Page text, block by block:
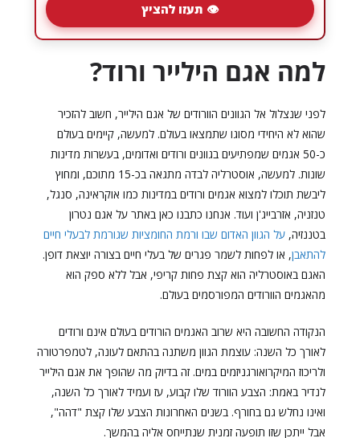
👁 תעזו להציץ
למה אגם הילייר ורוד?
לפני שנצלול אל הגוונים הוורודים של אגם הילייר, חשוב להזכיר
שהוא לא היחידי מסוגו שתמצאו בעולם. למעשה, קיימים בעולם
כ-50 אגמים שמפתיעים בגוונים ורודים ואדומים, בעשרות מדינות
שונות. למעשה, אוסטרליה לבדה מתגאה בכ-15 מתוכם, ומחוץ
ליבשת תוכלו למצוא אגמים ורודים במדינות כמו אוקראינה, סנגל,
טנזניה, אזרבייג'ן ועוד. אנחנו כתבנו כאן באתר על אגם נטרון
בטננזיה, על הגוון האדום שבו ורמת החומציות שגורמת לבעלי חיים
להתאבן, או לפחות לשמר פגרים של בעלי חיים בצורה יוצאת דופן.
האגם באוסטרליה הוא קצת פחות קריפי, אבל ללא ספק הוא
מהאגמים הוורודים המפורסמים בעולם.
הנקודה החשובה היא שרוב האגמים הורודים בעולם אינם ורודים
לאורך כל השנה: עוצמת הגוון משתנה בהתאם לעונה, לטמפרטורה
ולריכוז המיקרואורגניזמים במים. זה בדיוק מה שהופך את אגם הילייר
לנדיר באמת: הצבע הוורוד שלו קבוע, עז ועמיד לאורך כל השנה,
ואינו נחלש גם בחורף. בשנים האחרונות הצבע שלו קצת "דהה",
אבל ייתכן שזו תופעה זמנית שנתייחס אליה בהמשך.